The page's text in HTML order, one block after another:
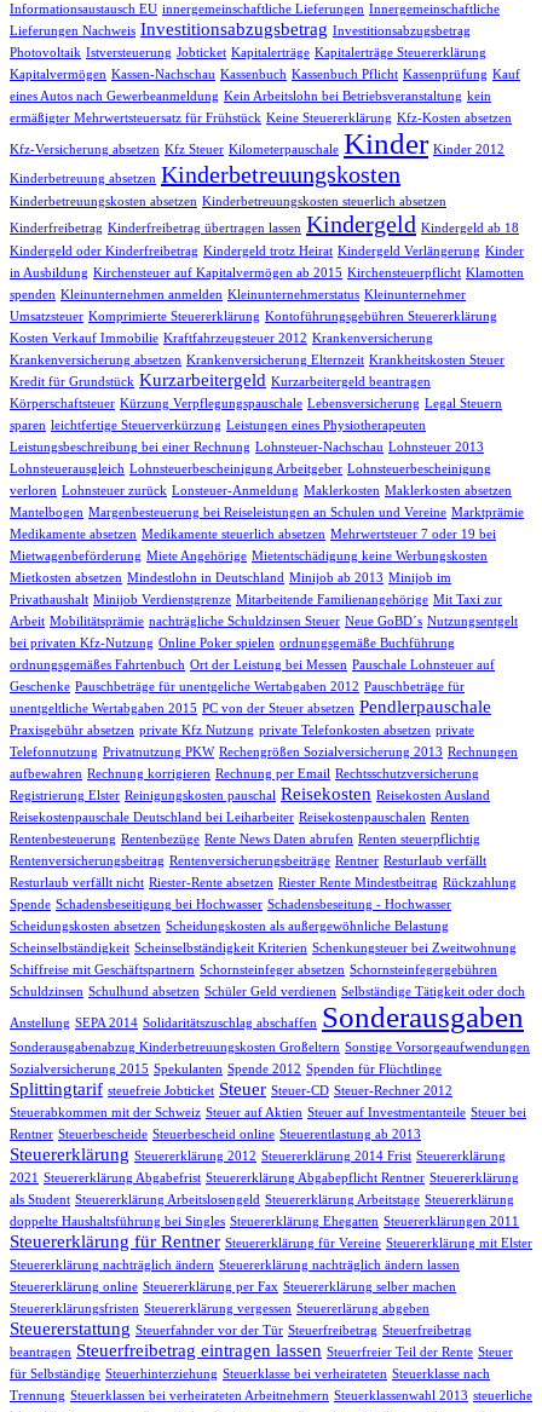
Informationsaustausch EU innergemeinschaftliche Lieferungen Innergemeinschaftliche
Lieferungen Nachweis Investitionsabzugsbetrag Investitionsabzugsbetrag
Photovoltaik Istversteuerung Jobticket Kapitalerträge Kapitalerträge Steuererklärung
Kapitalvermögen Kassen-Nachschau Kassenbuch Kassenbuch Pflicht Kassenprüfung Kauf
eines Autos nach Gewerbeanmeldung Kein Arbeitslohn bei Betriebsveranstaltung kein
ermäßigter Mehrwertsteuersatz für Frühstück Keine Steuererklärung Kfz-Kosten absetzen
Kfz-Versicherung absetzen Kfz Steuer Kilometerpauschale Kinder Kinder 2012
Kinderbetreuung absetzen Kinderbetreuungskosten
Kinderbetreuungskosten absetzen Kinderbetreuungskosten steuerlich absetzen
Kinderfreibetrag Kinderfreibetrag übertragen lassen Kindergeld Kindergeld ab 18
Kindergeld oder Kinderfreibetrag Kindergeld trotz Heirat Kindergeld Verlängerung Kinder
in Ausbildung Kirchensteuer auf Kapitalvermögen ab 2015 Kirchensteuerpflicht Klamotten
spenden Kleinunternehmen anmelden Kleinunternehmerstatus Kleinunternehmer
Umsatzsteuer Komprimierte Steuererklärung Kontoführungsgebühren Steuererklärung
Kosten Verkauf Immobilie Kraftfahrzeugsteuer 2012 Krankenversicherung
Krankenversicherung absetzen Krankenversicherung Elternzeit Krankheitskosten Steuer
Kredit für Grundstück Kurzarbeitergeld Kurzarbeitergeld beantragen
Körperschaftsteuer Kürzung Verpflegungspauschale Lebensversicherung Legal Steuern
sparen leichtfertige Steuerverkürzung Leistungen eines Physiotherapeuten
Leistungsbeschreibung bei einer Rechnung Lohnsteuer-Nachschau Lohnsteuer 2013
Lohnsteuerausgleich Lohnsteuerbescheinigung Arbeitgeber Lohnsteuerbescheinigung
verloren Lohnsteuer zurück Lonsteuer-Anmeldung Maklerkosten Maklerkosten absetzen
Mantelbogen Margenbesteuerung bei Reiseleistungen an Schulen und Vereine Marktprämie
Medikamente absetzen Medikamente steuerlich absetzen Mehrwertsteuer 7 oder 19 bei
Mietwagenbeförderung Miete Angehörige Mietentschädigung keine Werbungskosten
Mietkosten absetzen Mindestlohn in Deutschland Minijob ab 2013 Minijob im
Privathaushalt Minijob Verdienstgrenze Mitarbeitende Familienangehörige Mit Taxi zur
Arbeit Mobilitätsprämie nachträgliche Schuldzinsen Steuer Neue GoBD´s Nutzungsentgelt
bei privaten Kfz-Nutzung Online Poker spielen ordnungsgemäße Buchführung
ordnungsgemäßes Fahrtenbuch Ort der Leistung bei Messen Pauschale Lohnsteuer auf
Geschenke Pauschbeträge für unentgeliche Wertabgaben 2012 Pauschbeträge für
unentgeltliche Wertabgaben 2015 PC von der Steuer absetzen Pendlerpauschale
Praxisgebühr absetzen private Kfz Nutzung private Telefonkosten absetzen private
Telefonnutzung Privatnutzung PKW Rechengrößen Sozialversicherung 2013 Rechnungen
aufbewahren Rechnung korrigieren Rechnung per Email Rechtsschutzversicherung
Registrierung Elster Reinigungskosten pauschal Reisekosten Reisekosten Ausland
Reisekostenpauschale Deutschland bei Leiharbeiter Reisekostenpauschalen Renten
Rentenbesteuerung Rentenbezüge Rente News Daten abrufen Renten steuerpflichtig
Rentenversicherungsbeitrag Rentenversicherungsbeiträge Rentner Resturlaub verfällt
Resturlaub verfällt nicht Riester-Rente absetzen Riester Rente Mindestbeitrag Rückzahlung
Spende Schadensbeseitigung bei Hochwasser Schadensbeseitung - Hochwasser
Scheidungskosten absetzen Scheidungskosten als außergewöhnliche Belastung
Scheinselbständigkeit Scheinselbständigkeit Kriterien Schenkungsteuer bei Zweitwohnung
Schiffreise mit Geschäftspartnern Schornsteinfeger absetzen Schornsteinfegergebühren
Schuldzinsen Schulhund absetzen Schüler Geld verdienen Selbständige Tätigkeit oder doch
Anstellung SEPA 2014 Solidaritätszuschlag abschaffen Sonderausgaben
Sonderausgabenabzug Kinderbetreuungskosten Großeltern Sonstige Vorsorgeaufwendungen
Sozialversicherung 2015 Spekulanten Spende 2012 Spenden für Flüchtlinge
Splittingtarif steuefreie Jobticket Steuer Steuer-CD Steuer-Rechner 2012
Steuerabkommen mit der Schweiz Steuer auf Aktien Steuer auf Investmentanteile Steuer bei
Rentner Steuerbescheide Steuerbescheid online Steuerentlastung ab 2013
Steuererklärung Steuererklärung 2012 Steuererklärung 2014 Frist Steuererklärung
2021
Steuererklärung Abgabefrist Steuererklärung Abgabepflicht Rentner Steuererklärung
als Student Steuererklärung Arbeitslosengeld Steuererklärung Arbeitstage Steuererklärung
doppelte Haushaltsführung bei Singles Steuererklärung Ehegatten Steuererklärungen 2011
Steuererklärung für Rentner Steuererklärung für Vereine Steuererklärung mit Elster
Steuererklärung nachträglich ändern Steuererklärung nachträglich ändern lassen
Steuererklärung online Steuererklärung per Fax Steuererklärung selber machen
Steuererklärungsfristen Steuererklärung vergessen Steuererlärung abgeben
Steuererstattung Steuerfahnder vor der Tür Steuerfreibetrag Steuerfreibetrag
beantragen Steuerfreibetrag eintragen lassen Steuerfreier Teil der Rente Steuer
für Selbständige Steuerhinterziehung Steuerklasse bei verheirateten Steuerklasse nach
Trennung Steuerklassen bei verheirateten Arbeitnehmern Steuerklassenwahl 2013 steuerliche